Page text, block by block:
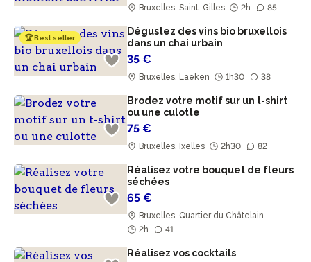
Bruxelles, Saint-Gilles 2h 85
🏆 Best seller
Dégustez des vins bio bruxellois
dans un chai urbain
35 €
Bruxelles, Laeken 1h30 38
Brodez votre motif sur un t-shirt
ou une culotte
75 €
Bruxelles, Ixelles 2h30 82
Réalisez votre bouquet de fleurs
séchées
65 €
Bruxelles, Quartier du Châtelain
2h
41
Réalisez vos cocktails